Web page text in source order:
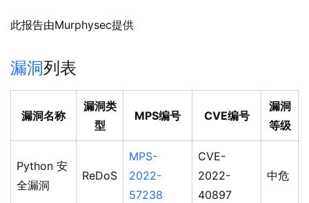
此报告由Murphysec提供
漏洞列表
漏洞名称
漏洞类
型
MPS编号 CVE编号
漏洞
等级
Python 安
全漏洞
ReDoS
MPS-
2022-
57238
CVE-
2022-
40897
中危